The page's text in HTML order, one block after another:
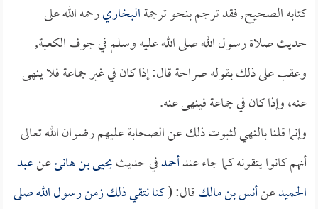
كتابه الصحيح, فقد ترجم بنحو ترجمةالبخاريرحمه الله على
حديث صلاة رسول الله صلى الله عليه وسلم في جوف الكعبة,
وعقب على ذلك بقوله صراحة قال: إذا كان في غير جماعة فلا ينهى
عنه، وإذا كان في جماعة فينهى عنه.
وإنما قلنا بالنهي لثبوت ذلك عن الصحابة عليهم رضوان الله تعالى
أنهم كانوا يتقونه كما جاء عندأحمدفي حديثيحيى بن هانئعنعبد
الحميدعنأنس بن مالكقال: (كنا نتقي ذلك زمن رسول الله صلى